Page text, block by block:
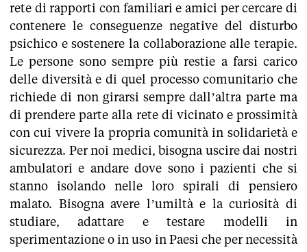
rete di rapporti con familiari e amici per cercare di
contenere le conseguenze negative del disturbo
psichico e sostenere la collaborazione alle terapie.
Le persone sono sempre più restie a farsi carico
delle diversità e di quel processo comunitario che
richiede di non girarsi sempre dall’altra parte ma
di prendere parte alla rete di vicinato e prossimità
con cui vivere la propria comunità in solidarietà e
sicurezza. Per noi medici, bisogna uscire dai nostri
ambulatori e andare dove sono i pazienti che si
stanno isolando nelle loro spirali di pensiero
malato. Bisogna avere l’umiltà e la curiosità di
studiare, adattare e testare modelli in
sperimentazione o in uso in Paesi che per necessità